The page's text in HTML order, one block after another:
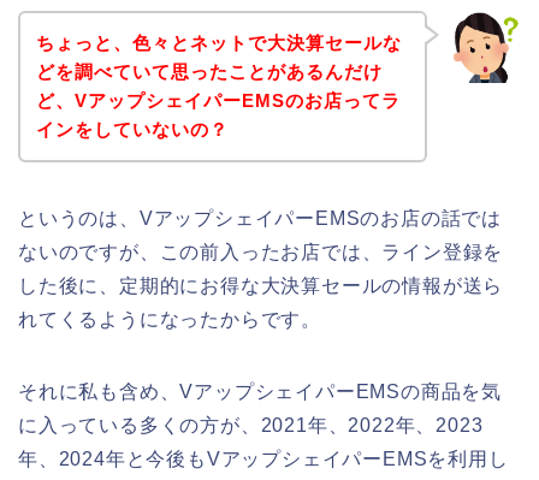
ちょっと、色々とネットで大決算セールな
どを調べていて思ったことがあるんだけ
ど、VアップシェイパーEMSのお店ってラ
インをしていないの？
というのは、VアップシェイパーEMSのお店の話では
ないのですが、この前入ったお店では、ライン登録を
した後に、定期的にお得な大決算セールの情報が送ら
れてくるようになったからです。
それに私も含め、VアップシェイパーEMSの商品を気
に入っている多くの方が、2021年、2022年、2023
年、2024年と今後もVアップシェイパーEMSを利用し